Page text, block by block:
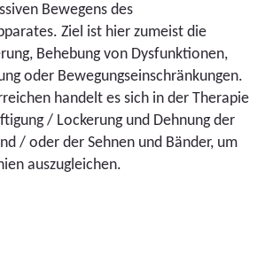
Bewegens des
Ziel ist hier zumeist die
Behebung von Dysfunktionen,
oder Bewegungseinschränkungen.
handelt es sich in der Therapie
/ Lockerung und Dehnung der
/ oder der Sehnen und Bänder, um
auszugleichen.